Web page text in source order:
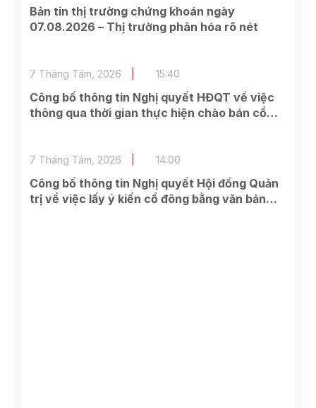
Bản tin thị trường chứng khoán ngày
07.08.2026 – Thị trường phân hóa rõ nét
Công bố thông tin Nghị quyết HĐQT về việc
thông qua thời gian thực hiện chào bán cổ
7 Tháng Tám, 2026 15:40
Công bố thông tin Nghị quyết Hội đồng Quản
trị về việc lấy ý kiến cổ đông bằng văn bản
7 Tháng Tám, 2026 14:00